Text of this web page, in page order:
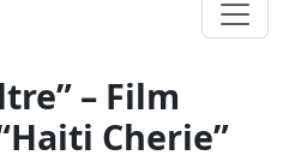
– Film
Cherie”